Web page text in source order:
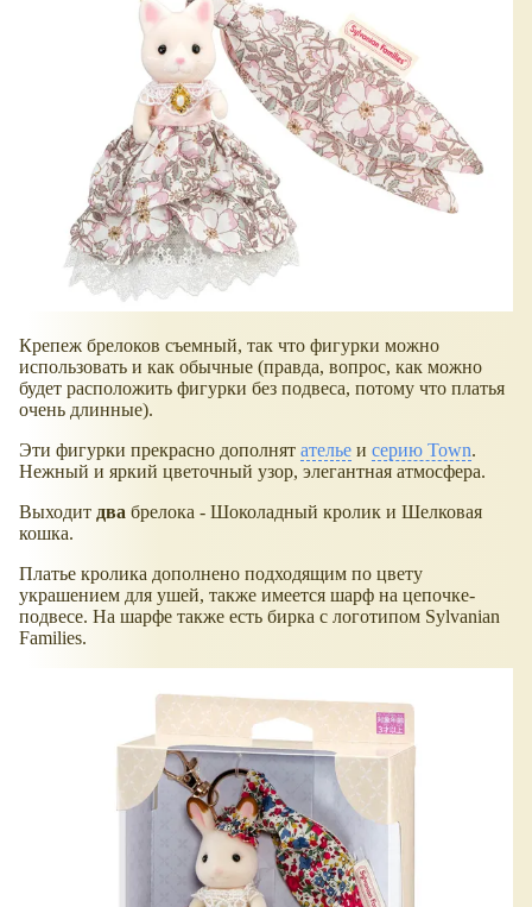
Крепеж брелоков съемный, так что фигурки можно
использовать и как обычные (правда, вопрос, как можно
будет расположить фигурки без подвеса, потому что платья
очень длинные).
Эти фигурки прекрасно дополнят ателье и серию Town.
Нежный и яркий цветочный узор, элегантная атмосфера.
Выходит два брелока - Шоколадный кролик и Шелковая
кошка.
Платье кролика дополнено подходящим по цвету
украшением для ушей, также имеется шарф на цепочке-
подвесе. На шарфе также есть бирка с логотипом Sylvanian
Families.